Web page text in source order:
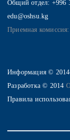
Общий отдел: +996
edu@oshsu.kg
Приемная
Информация ©
Разработка © 2014
Правила